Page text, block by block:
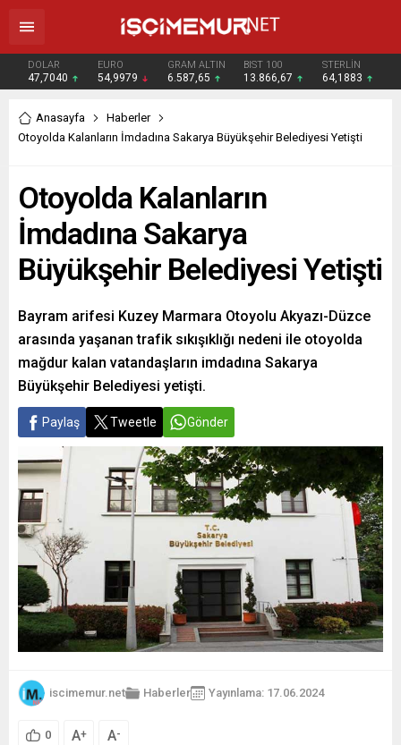
DOLAR
47,7040
EURO
54,9979
GRAM ALTIN
6.587,65
BIST 100
13.866,67
STERLİN
64,1883
Anasayfa
Haberler
Otoyolda Kalanların İmdadına Sakarya Büyükşehir Belediyesi Yetişti
Otoyolda Kalanların
İmdadına Sakarya
Büyükşehir Belediyesi Yetişti
Bayram arifesi Kuzey Marmara Otoyolu Akyazı-Düzce
arasında yaşanan trafik sıkışıklığı nedeni ile otoyolda
mağdur kalan vatandaşların imdadına Sakarya
Büyükşehir Belediyesi yetişti.
Paylaş Tweetle Gönder
iscimemur.net Haberler Yayınlama: 17.06.2024
0 A+ A-